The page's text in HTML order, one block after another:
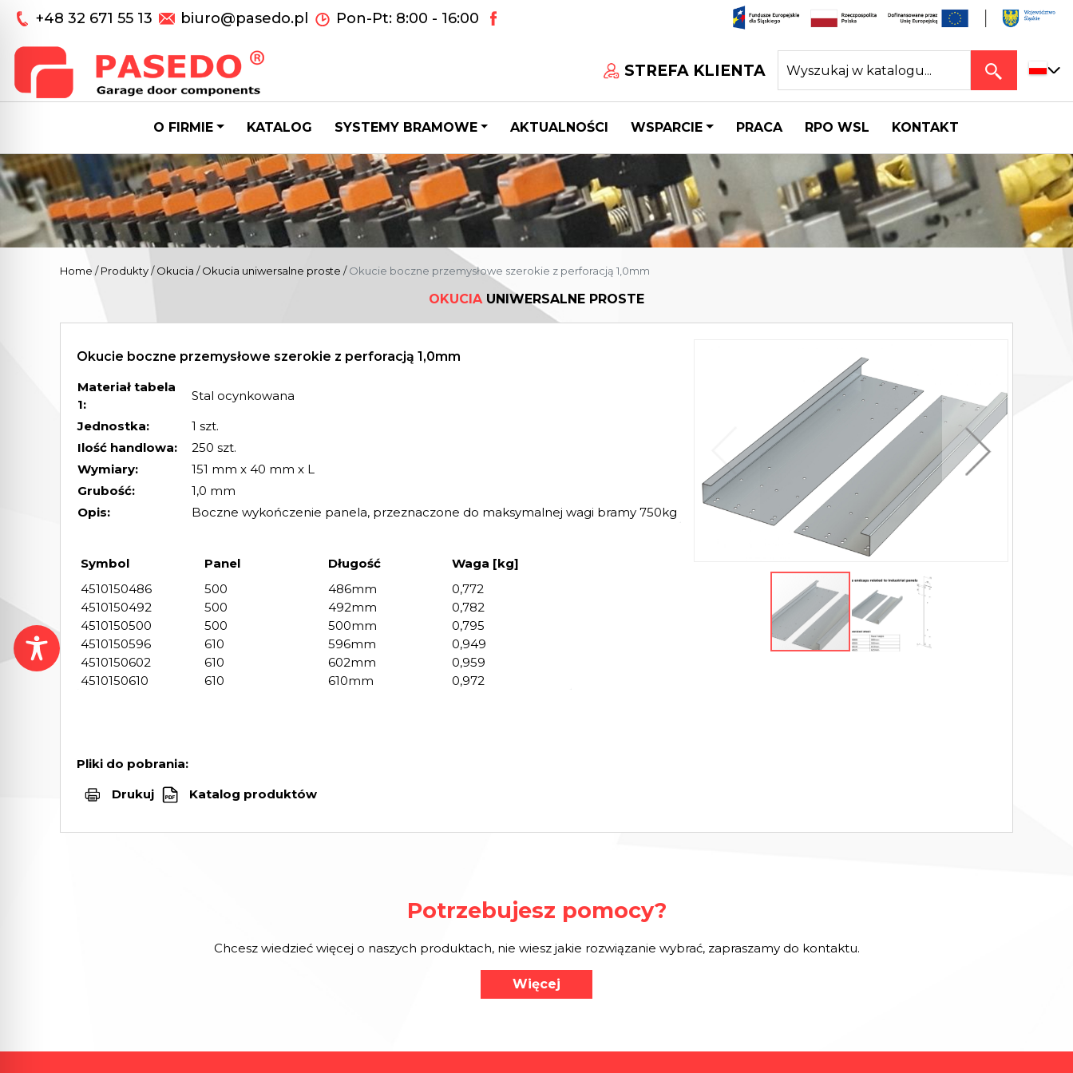
+48 32 671 55 13 biuro@pasedo.pl Pon-Pt: 8:00 - 16:00
STREFA KLIENTA
O FIRMIE KATALOG SYSTEMY BRAMOWE AKTUALNOŚCI WSPARCIE PRACA RPO WSL KONTAKT
Home /Produkty/Okucia /Okucia uniwersalne proste /Okucie boczne przemysłowe szerokie z perforacją 1,0mm
OKUCIAUNIWERSALNE PROSTE
Okucie boczne przemysłowe szerokie z perforacją 1,0mm
Materiał tabela
1:
Stal ocynkowana
Jednostka:
1 szt.
Ilość handlowa:
250 szt.
Wymiary:
151 mm x 40 mm x L
Grubość:
1,0 mm
Opis:
Boczne wykończenie panela, przeznaczone do maksymalnej wagi bramy 750kg
Symbol Panel Długość
Waga [kg]
4510150486
500 486mm
0,772
4510150492
500 492mm
0,782
4510150500
500 500mm
0,795
4510150596
610 596mm
0,949
4510150602
610 602mm
0,959
4510150610
610 610mm 0,972
Pliki do pobrania:
Drukuj
Katalog produktów
Potrzebujesz pomocy?
Chcesz wiedzieć więcej o naszych produktach, nie wiesz jakie rozwiązanie wybrać, zapraszamy do kontaktu.
Więcej